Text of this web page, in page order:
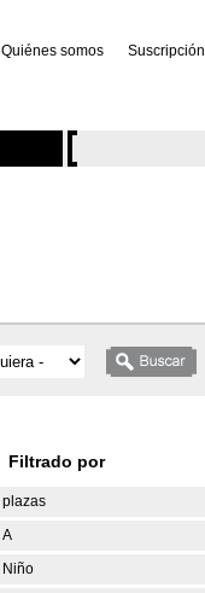
Quiénes somos Suscripción
Filtrado por
plazas
A
Niño